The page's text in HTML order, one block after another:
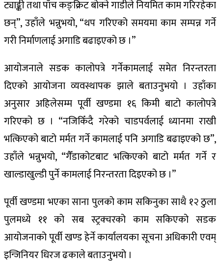
ट्याङ्की तथा पाँच कङ्क्रिट बोक्ने गाडीले नियमित काम गरिरहेका
छन्”, उहाँले भन्नुभयो, “थप गरिएको समयमा काम सम्पन्न गर्ने
गरी निर्माणलाई अगाडि बढाइएको छ ।”
आयोजनाले सडक कालोपत्रे गर्नेकामलाई समेत निरन्तरता
दिएको आयोजना व्यवस्थापक झाले बताउनुभयो । उहाँका
अनुसार अहिलेसम्म पूर्वी खण्डमा १६ किमी बाटो कालोपत्रे
गरिएको छ । “नजिकिँदै गरेको चाडपर्वलाई ध्यानमा राखी
भत्किएको बाटो मर्मत गर्ने कामलाई पनि अगाडि बढाइएको छ”,
उहाँले भन्नुभयो, “गैँडाकोटबाट भत्किएको बाटो मर्मत गर्ने र
खाल्डाखुल्डी पुर्ने कामलाई निरन्तरता दिइएको छ ।”
पूर्वी खण्डमा भएका साना पुलको काम सकिनुका साथै १२ ठुला
पुलमध्ये ११ को सब स्ट्रक्चरको काम सकिएको सडक
आयोजनाको पूर्वी खण्ड हेर्ने कार्यालयका सूचना अधिकारी एवम्
इन्जिनियर धिरज ढकाले बताउनुभयो ।